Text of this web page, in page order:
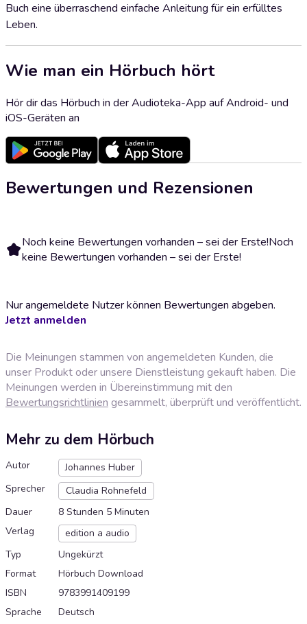
Buch eine überraschend einfache Anleitung für ein erfülltes
Leben.
Wie man ein Hörbuch hört
Hör dir das Hörbuch in der Audioteka-App auf Android- und
iOS-Geräten an
Bewertungen und Rezensionen
Noch keine Bewertungen vorhanden – sei der Erste!Noch
keine Bewertungen vorhanden – sei der Erste!
Nur angemeldete Nutzer können Bewertungen abgeben.
Jetzt anmelden
Die Meinungen stammen von angemeldeten Kunden, die
unser Produkt oder unsere Dienstleistung gekauft haben. Die
Meinungen werden in Übereinstimmung mit den
Bewertungsrichtlinien gesammelt, überprüft und veröffentlicht.
Mehr zu dem Hörbuch
Autor
Johannes Huber
Sprecher
Claudia Rohnefeld
Dauer
8 Stunden 5 Minuten
Verlag
edition a audio
Typ
Ungekürzt
Format
Hörbuch Download
ISBN
9783991409199
Sprache
Deutsch